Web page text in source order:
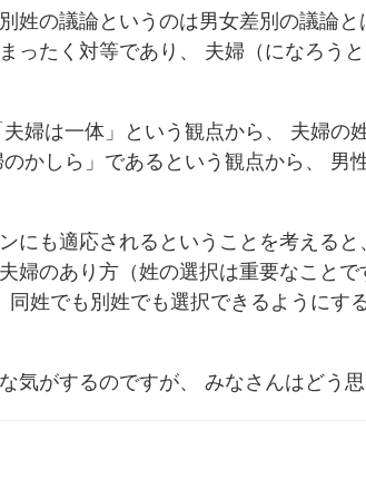
姓の議論というのは男女差別の議論
ったく対等であり、 夫婦（になろう
婦は一体」という観点から、 夫婦の
かしら」であるという観点から、 男
にも適応されるということを考える
婦のあり方（姓の選択は重要なこと
姓でも別姓でも選択できるようにす
がするのですが、 みなさんはどう思